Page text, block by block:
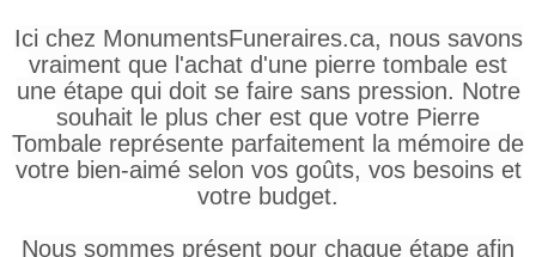
Ici chez MonumentsFuneraires.ca, nous savons
vraiment que l'achat d'une pierre tombale est
une étape qui doit se faire sans pression. Notre
souhait le plus cher est que votre Pierre
Tombale représente parfaitement la mémoire de
votre bien-aimé selon vos goûts, vos besoins et
votre budget.
Nous sommes présent pour chaque étape afin